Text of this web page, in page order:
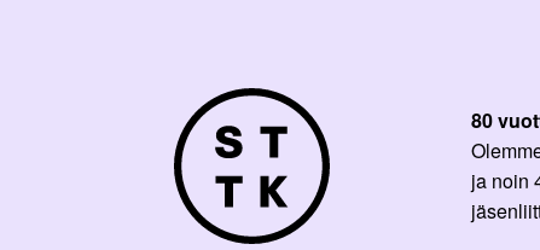
80
ja noin